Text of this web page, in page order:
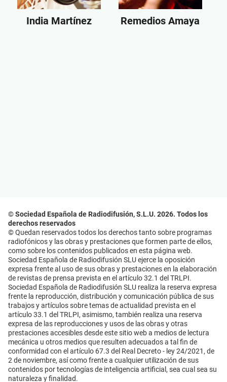
India Martínez Remedios Amaya
© Sociedad Española de Radiodifusión, S.L.U. 2026. Todos los
derechos reservados
© Quedan reservados todos los derechos tanto sobre programas
radiofónicos y las obras y prestaciones que formen parte de ellos,
como sobre los contenidos publicados en esta página web.
Sociedad Española de Radiodifusión SLU ejerce la oposición
expresa frente al uso de sus obras y prestaciones en la elaboración
de revistas de prensa prevista en el artículo 32.1 del TRLPI.
Sociedad Española de Radiodifusión SLU realiza la reserva expresa
frente la reproducción, distribución y comunicación pública de sus
trabajos y artículos sobre temas de actualidad prevista en el
artículo 33.1 del TRLPI, asimismo, también realiza una reserva
expresa de las reproducciones y usos de las obras y otras
prestaciones accesibles desde este sitio web a medios de lectura
mecánica u otros medios que resulten adecuados a tal fin de
conformidad con el artículo 67.3 del Real Decreto - ley 24/2021, de
2 de noviembre, así como frente a cualquier utilización de sus
contenidos por tecnologías de inteligencia artificial, sea cual sea su
naturaleza y finalidad.